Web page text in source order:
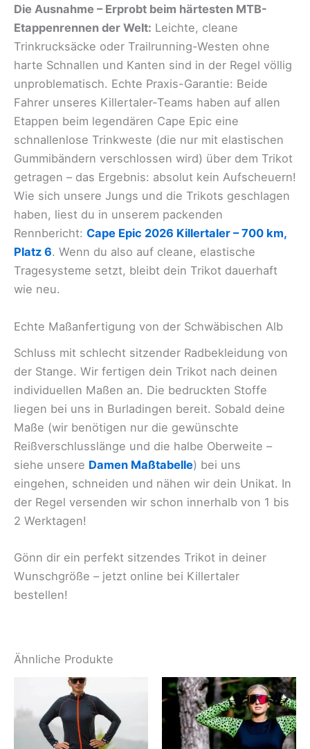
Die Ausnahme – Erprobt beim härtesten MTB-
Etappenrennen der Welt: Leichte, cleane
Trinkrucksäcke oder Trailrunning-Westen ohne
harte Schnallen und Kanten sind in der Regel völlig
unproblematisch. Echte Praxis-Garantie: Beide
Fahrer unseres Killertaler-Teams haben auf allen
Etappen beim legendären Cape Epic eine
schnallenlose Trinkweste (die nur mit elastischen
Gummibändern verschlossen wird) über dem Trikot
getragen – das Ergebnis: absolut kein Aufscheuern!
Wie sich unsere Jungs und die Trikots geschlagen
haben, liest du in unserem packenden
Rennbericht: Cape Epic 2026 Killertaler – 700 km,
Platz 6. Wenn du also auf cleane, elastische
Tragesysteme setzt, bleibt dein Trikot dauerhaft
wie neu.
Echte Maßanfertigung von der Schwäbischen Alb
Schluss mit schlecht sitzender Radbekleidung von
der Stange. Wir fertigen dein Trikot nach deinen
individuellen Maßen an. Die bedruckten Stoffe
liegen bei uns in Burladingen bereit. Sobald deine
Maße (wir benötigen nur die gewünschte
Reißverschlusslänge und die halbe Oberweite –
siehe unsere Damen Maßtabelle) bei uns
eingehen, schneiden und nähen wir dein Unikat. In
der Regel versenden wir schon innerhalb von 1 bis
2 Werktagen!
Gönn dir ein perfekt sitzendes Trikot in deiner
Wunschgröße – jetzt online bei Killertaler
bestellen!
Ähnliche Produkte